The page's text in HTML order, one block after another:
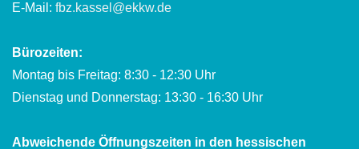
E-Mail: fbz.kassel@ekkw.de
Bürozeiten:
Montag bis Freitag: 8:30 - 12:30 Uhr
Dienstag und Donnerstag: 13:30 - 16:30 Uhr
Abweichende Öffnungszeiten in den hessischen